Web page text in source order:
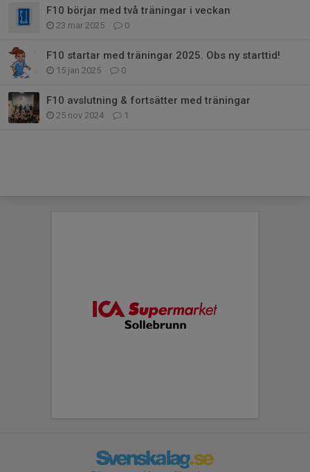
F10 börjar med två träningar i veckan
23 mar 2025 0
F10 startar med träningar 2025. Obs ny starttid!
15 jan 2025 0
F10 avslutning & fortsätter med träningar
25 nov 2024 1